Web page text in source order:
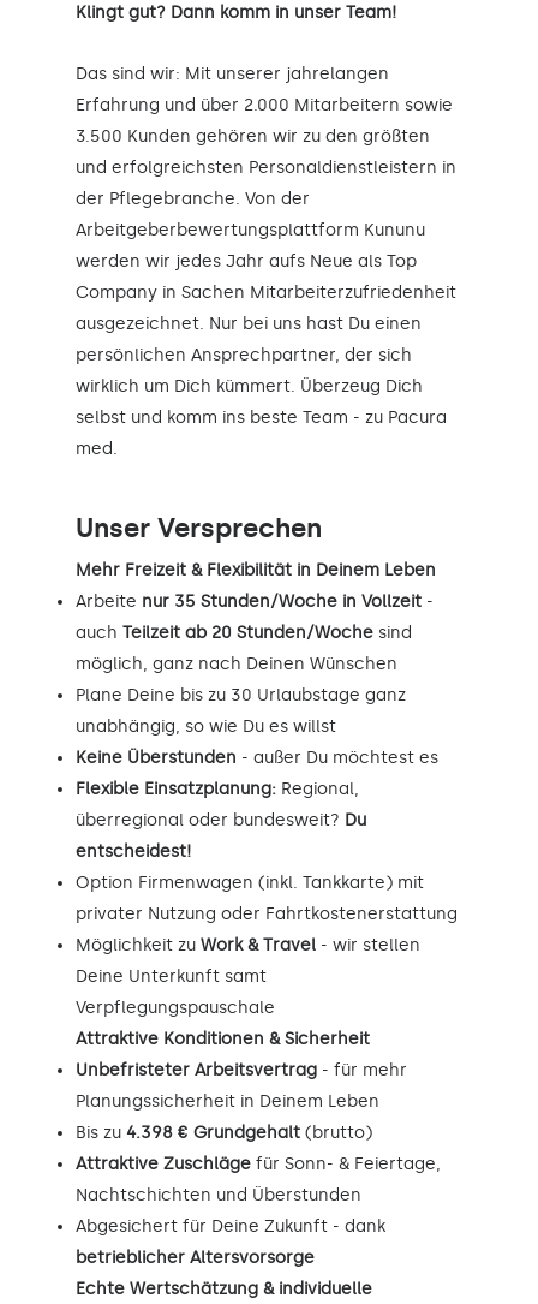
Klingt gut? Dann komm in unser Team!
Das sind wir: Mit unserer jahrelangen
Erfahrung und über 2.000 Mitarbeitern sowie
3.500 Kunden gehören wir zu den größten
und erfolgreichsten Personaldienstleistern in
der Pflegebranche. Von der
Arbeitgeberbewertungsplattform Kununu
werden wir jedes Jahr aufs Neue als Top
Company in Sachen Mitarbeiterzufriedenheit
ausgezeichnet. Nur bei uns hast Du einen
persönlichen Ansprechpartner, der sich
wirklich um Dich kümmert. Überzeug Dich
selbst und komm ins beste Team - zu Pacura
med.
Unser Versprechen
Mehr Freizeit & Flexibilität in Deinem Leben
Arbeite nur 35 Stunden/Woche in Vollzeit -
auch Teilzeit ab 20 Stunden/Woche sind
möglich, ganz nach Deinen Wünschen
Plane Deine bis zu 30 Urlaubstage ganz
unabhängig, so wie Du es willst
Keine Überstunden - außer Du möchtest es
Flexible Einsatzplanung: Regional,
überregional oder bundesweit? Du
entscheidest!
Option Firmenwagen (inkl. Tankkarte) mit
privater Nutzung oder Fahrtkostenerstattung
Möglichkeit zu Work & Travel - wir stellen
Deine Unterkunft samt
Verpflegungspauschale
Attraktive Konditionen & Sicherheit
Unbefristeter Arbeitsvertrag - für mehr
Planungssicherheit in Deinem Leben
Bis zu 4.398 € Grundgehalt (brutto)
Attraktive Zuschläge für Sonn- & Feiertage,
Nachtschichten und Überstunden
Abgesichert für Deine Zukunft - dank
betrieblicher Altersvorsorge
Echte Wertschätzung & individuelle